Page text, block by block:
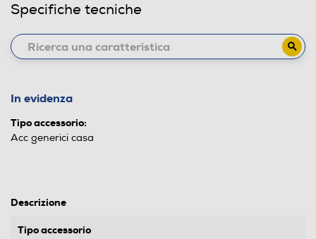
Specifiche tecniche
In evidenza
Tipo accessorio:
Acc generici casa
Descrizione
Tipo accessorio